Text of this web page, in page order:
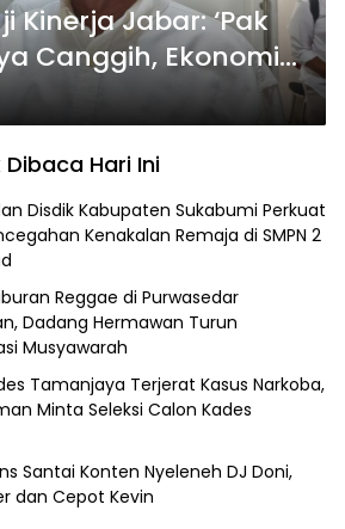
Kinerja Jabar: ‘Pak
Canggih, Ekonomi
Cepat’
Hari Ini
Disdik Kabupaten Sukabumi Perkuat
Kenakalan Remaja di SMPN 2
Reggae di Purwasedar
Dadang Hermawan Turun
Musyawarah
Tamanjaya Terjerat Kasus Narkoba,
Minta Seleksi Calon Kades
Santai Konten Nyeleneh DJ Doni,
dan Cepot Kevin